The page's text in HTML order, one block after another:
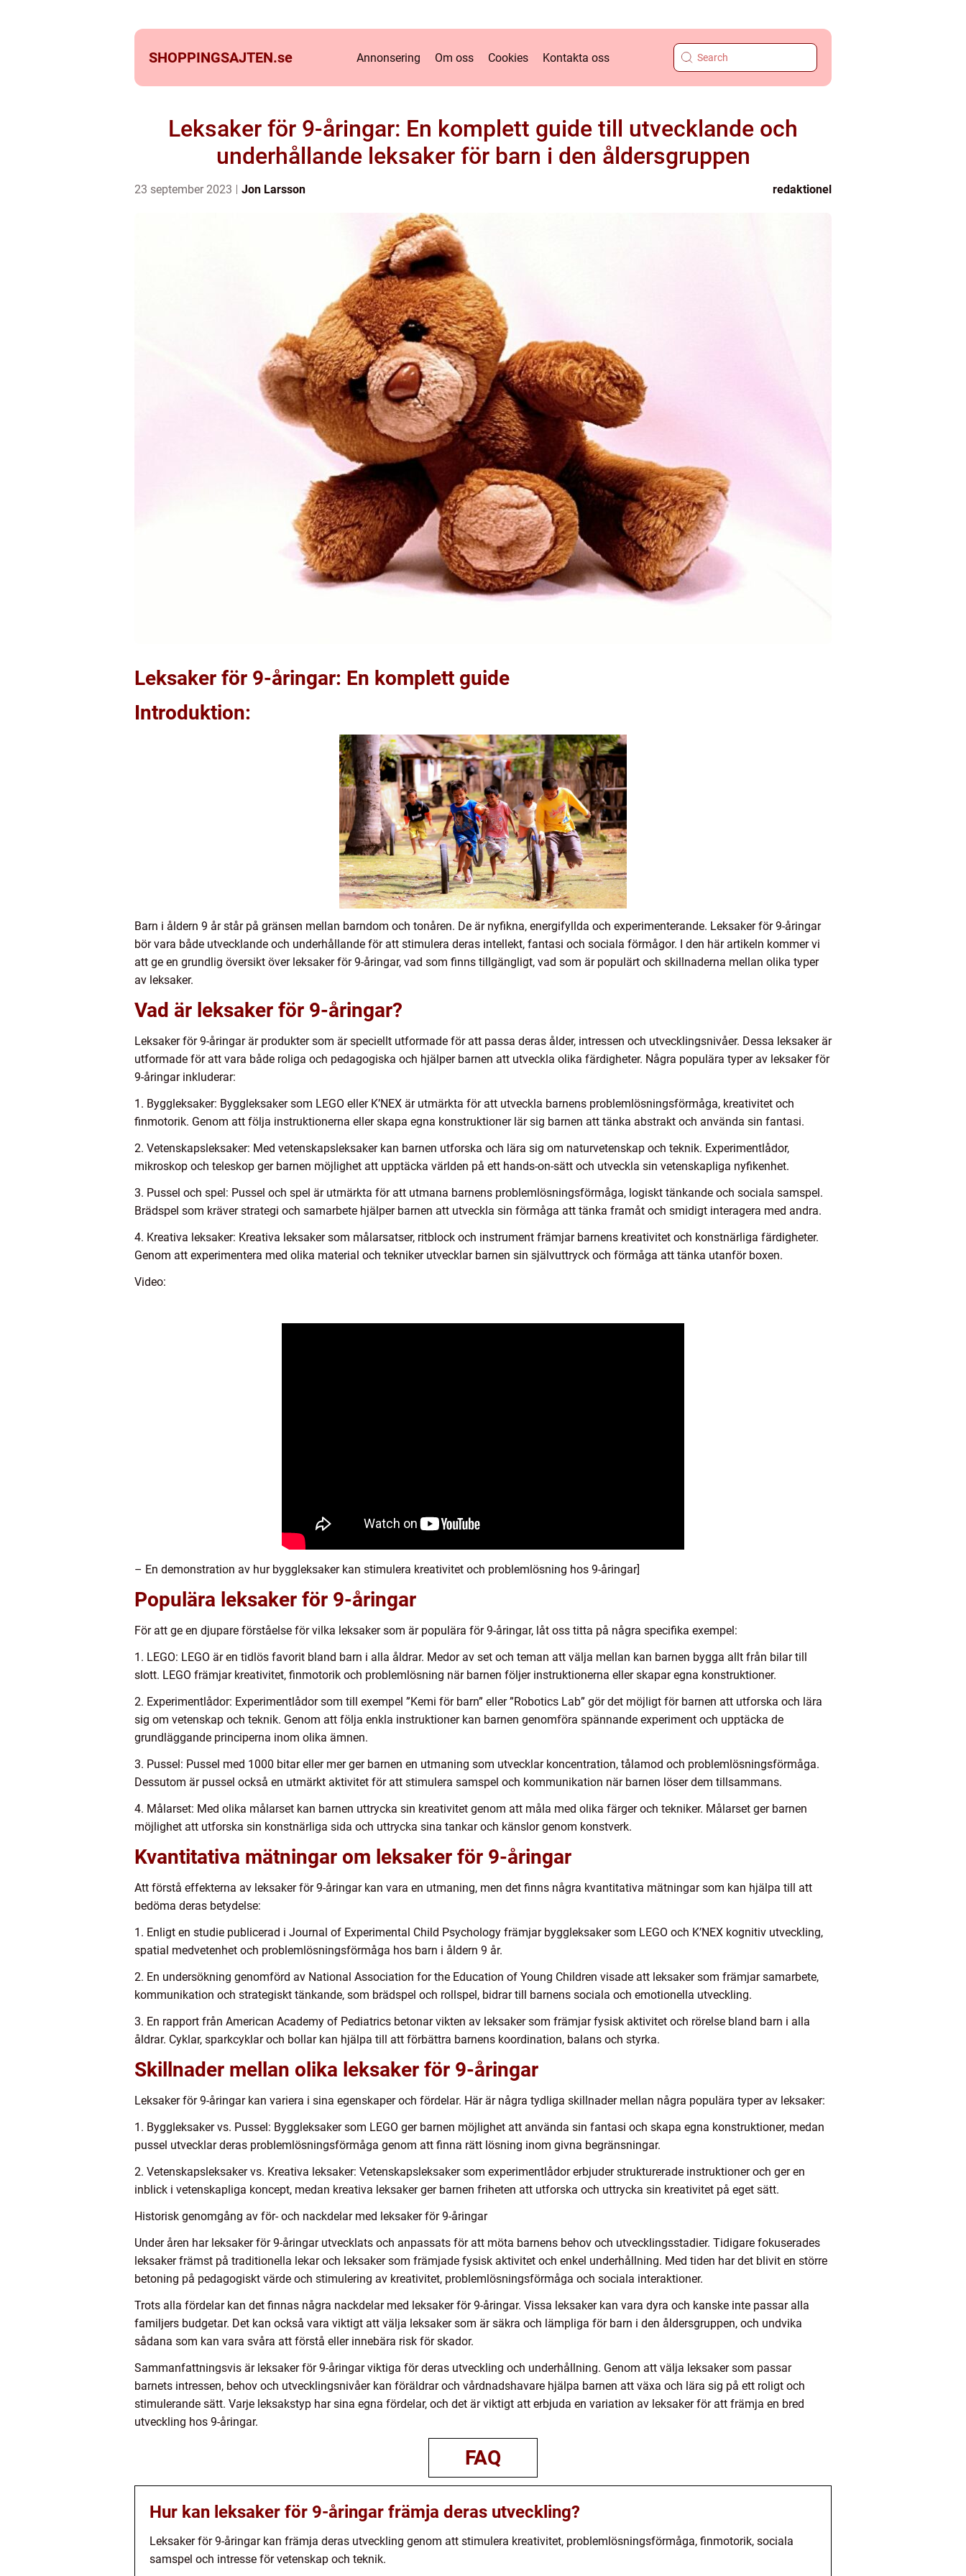
SHOPPINGSAJTEN.se Annonsering Om oss Cookies Kontakta oss
Leksaker för 9-åringar: En komplett guide till utvecklande och
underhållande leksaker för barn i den åldersgruppen
23 september 2023 Jon Larsson redaktionel
Leksaker för 9-åringar: En komplett guide
Introduktion:
Barn i åldern 9 år står på gränsen mellan barndom och tonåren. De är nyfikna, energifyllda och experimenterande. Leksaker för 9-åringar
bör vara både utvecklande och underhållande för att stimulera deras intellekt, fantasi och sociala förmågor. I den här artikeln kommer vi
att ge en grundlig översikt över leksaker för 9-åringar, vad som finns tillgängligt, vad som är populärt och skillnaderna mellan olika typer
av leksaker.
Vad är leksaker för 9-åringar?
Leksaker för 9-åringar är produkter som är speciellt utformade för att passa deras ålder, intressen och utvecklingsnivåer. Dessa leksaker är
utformade för att vara både roliga och pedagogiska och hjälper barnen att utveckla olika färdigheter. Några populära typer av leksaker för
9-åringar inkluderar:
1. Byggleksaker: Byggleksaker som LEGO eller K’NEX är utmärkta för att utveckla barnens problemlösningsförmåga, kreativitet och
finmotorik. Genom att följa instruktionerna eller skapa egna konstruktioner lär sig barnen att tänka abstrakt och använda sin fantasi.
2. Vetenskapsleksaker: Med vetenskapsleksaker kan barnen utforska och lära sig om naturvetenskap och teknik. Experimentlådor,
mikroskop och teleskop ger barnen möjlighet att upptäcka världen på ett hands-on-sätt och utveckla sin vetenskapliga nyfikenhet.
3. Pussel och spel: Pussel och spel är utmärkta för att utmana barnens problemlösningsförmåga, logiskt tänkande och sociala samspel.
Brädspel som kräver strategi och samarbete hjälper barnen att utveckla sin förmåga att tänka framåt och smidigt interagera med andra.
4. Kreativa leksaker: Kreativa leksaker som målarsatser, ritblock och instrument främjar barnens kreativitet och konstnärliga färdigheter.
Genom att experimentera med olika material och tekniker utvecklar barnen sin självuttryck och förmåga att tänka utanför boxen.
Video:
– En demonstration av hur byggleksaker kan stimulera kreativitet och problemlösning hos 9-åringar]
Populära leksaker för 9-åringar
För att ge en djupare förståelse för vilka leksaker som är populära för 9-åringar, låt oss titta på några specifika exempel:
1. LEGO: LEGO är en tidlös favorit bland barn i alla åldrar. Medor av set och teman att välja mellan kan barnen bygga allt från bilar till
slott. LEGO främjar kreativitet, finmotorik och problemlösning när barnen följer instruktionerna eller skapar egna konstruktioner.
2. Experimentlådor: Experimentlådor som till exempel ”Kemi för barn” eller ”Robotics Lab” gör det möjligt för barnen att utforska och lära
sig om vetenskap och teknik. Genom att följa enkla instruktioner kan barnen genomföra spännande experiment och upptäcka de
grundläggande principerna inom olika ämnen.
3. Pussel: Pussel med 1000 bitar eller mer ger barnen en utmaning som utvecklar koncentration, tålamod och problemlösningsförmåga.
Dessutom är pussel också en utmärkt aktivitet för att stimulera samspel och kommunikation när barnen löser dem tillsammans.
4. Målarset: Med olika målarset kan barnen uttrycka sin kreativitet genom att måla med olika färger och tekniker. Målarset ger barnen
möjlighet att utforska sin konstnärliga sida och uttrycka sina tankar och känslor genom konstverk.
Kvantitativa mätningar om leksaker för 9-åringar
Att förstå effekterna av leksaker för 9-åringar kan vara en utmaning, men det finns några kvantitativa mätningar som kan hjälpa till att
bedöma deras betydelse:
1. Enligt en studie publicerad i Journal of Experimental Child Psychology främjar byggleksaker som LEGO och K’NEX kognitiv utveckling,
spatial medvetenhet och problemlösningsförmåga hos barn i åldern 9 år.
2. En undersökning genomförd av National Association for the Education of Young Children visade att leksaker som främjar samarbete,
kommunikation och strategiskt tänkande, som brädspel och rollspel, bidrar till barnens sociala och emotionella utveckling.
3. En rapport från American Academy of Pediatrics betonar vikten av leksaker som främjar fysisk aktivitet och rörelse bland barn i alla
åldrar. Cyklar, sparkcyklar och bollar kan hjälpa till att förbättra barnens koordination, balans och styrka.
Skillnader mellan olika leksaker för 9-åringar
Leksaker för 9-åringar kan variera i sina egenskaper och fördelar. Här är några tydliga skillnader mellan några populära typer av leksaker:
1. Byggleksaker vs. Pussel: Byggleksaker som LEGO ger barnen möjlighet att använda sin fantasi och skapa egna konstruktioner, medan
pussel utvecklar deras problemlösningsförmåga genom att finna rätt lösning inom givna begränsningar.
2. Vetenskapsleksaker vs. Kreativa leksaker: Vetenskapsleksaker som experimentlådor erbjuder strukturerade instruktioner och ger en
inblick i vetenskapliga koncept, medan kreativa leksaker ger barnen friheten att utforska och uttrycka sin kreativitet på eget sätt.
Historisk genomgång av för- och nackdelar med leksaker för 9-åringar
Under åren har leksaker för 9-åringar utvecklats och anpassats för att möta barnens behov och utvecklingsstadier. Tidigare fokuserades
leksaker främst på traditionella lekar och leksaker som främjade fysisk aktivitet och enkel underhållning. Med tiden har det blivit en större
betoning på pedagogiskt värde och stimulering av kreativitet, problemlösningsförmåga och sociala interaktioner.
Trots alla fördelar kan det finnas några nackdelar med leksaker för 9-åringar. Vissa leksaker kan vara dyra och kanske inte passar alla
familjers budgetar. Det kan också vara viktigt att välja leksaker som är säkra och lämpliga för barn i den åldersgruppen, och undvika
sådana som kan vara svåra att förstå eller innebära risk för skador.
Sammanfattningsvis är leksaker för 9-åringar viktiga för deras utveckling och underhållning. Genom att välja leksaker som passar
barnets intressen, behov och utvecklingsnivåer kan föräldrar och vårdnadshavare hjälpa barnen att växa och lära sig på ett roligt och
stimulerande sätt. Varje leksakstyp har sina egna fördelar, och det är viktigt att erbjuda en variation av leksaker för att främja en bred
utveckling hos 9-åringar.
FAQ
Hur kan leksaker för 9-åringar främja deras utveckling?
Leksaker för 9-åringar kan främja deras utveckling genom att stimulera kreativitet, problemlösningsförmåga, finmotorik, sociala
samspel och intresse för vetenskap och teknik.